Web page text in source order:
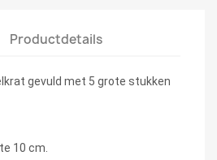
Productdetails
gevuld met 5 grote stukken
10 cm.